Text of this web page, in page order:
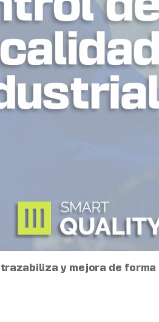
y mejora de forma